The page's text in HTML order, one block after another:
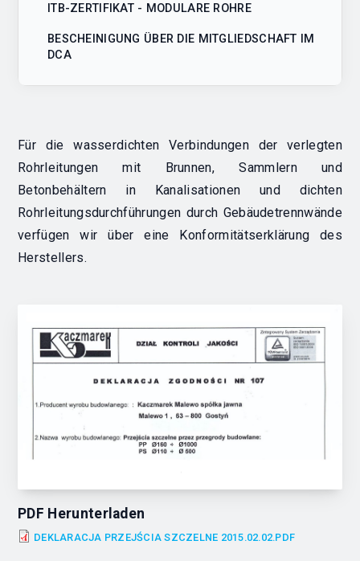
Für die wasserdichten Verbindungen der verlegten
Rohrleitungen mit Brunnen, Sammlern und
Betonbehältern in Kanalisationen und dichten
Rohrleitungsdurchführungen durch Gebäudetrennwände
verfügen wir über eine Konformitätserklärung des
Herstellers.
PDF Herunterladen
DEKLARACJA PRZEJŚCIA SZCZELNE 2015.02.02.PDF
ITB-ZERTIFIKAT - MODULARE ROHRE
BESCHEINIGUNG ÜBER DIE MITGLIEDSCHAFT IM
DCA